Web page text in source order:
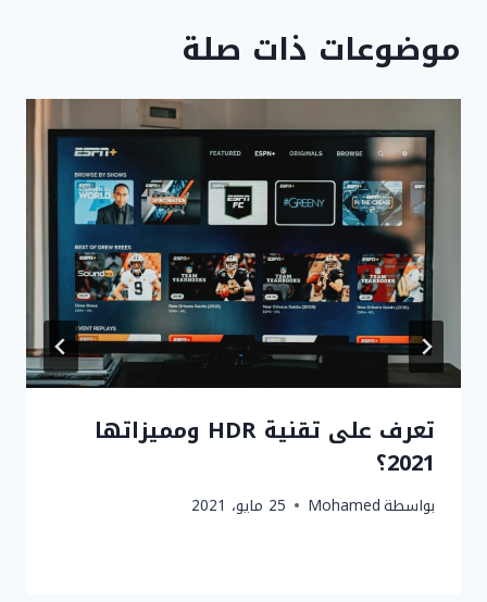
موضوعات ذات صلة
تعرف على تقنية HDR ومميزاتها
2021؟
بواسطةMohamed 25 مايو، 2021